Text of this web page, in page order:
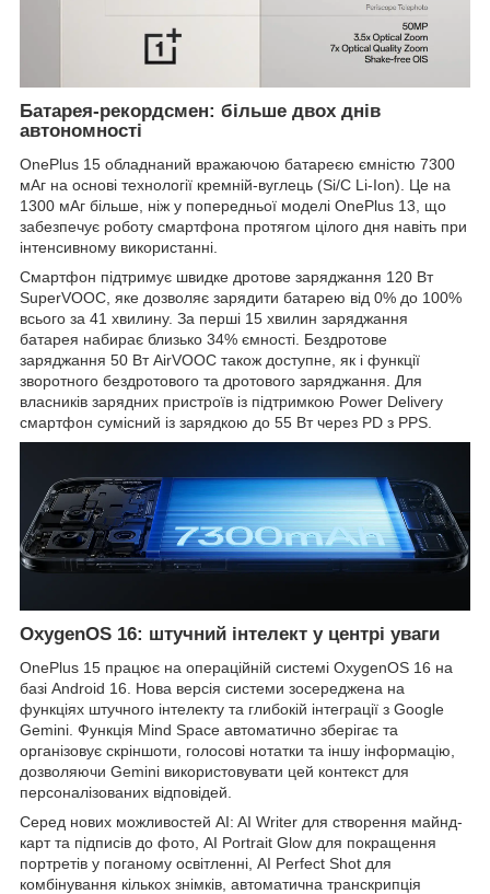
Батарея-рекордсмен: більше двох днів
автономності
OnePlus 15 обладнаний вражаючою батареєю ємністю 7300
мАг на основі технології кремній-вуглець (Si/C Li-Ion). Це на
1300 мАг більше, ніж у попередньої моделі OnePlus 13, що
забезпечує роботу смартфона протягом цілого дня навіть при
інтенсивному використанні.
Смартфон підтримує швидке дротове заряджання 120 Вт
SuperVOOC, яке дозволяє зарядити батарею від 0% до 100%
всього за 41 хвилину. За перші 15 хвилин заряджання
батарея набирає близько 34% ємності. Бездротове
заряджання 50 Вт AirVOOC також доступне, як і функції
зворотного бездротового та дротового заряджання. Для
власників зарядних пристроїв із підтримкою Power Delivery
смартфон сумісний із зарядкою до 55 Вт через PD з PPS.
OxygenOS 16: штучний інтелект у центрі уваги
OnePlus 15 працює на операційній системі OxygenOS 16 на
базі Android 16. Нова версія системи зосереджена на
функціях штучного інтелекту та глибокій інтеграції з Google
Gemini. Функція Mind Space автоматично зберігає та
організовує скріншоти, голосові нотатки та іншу інформацію,
дозволяючи Gemini використовувати цей контекст для
персоналізованих відповідей.
Серед нових можливостей AI: AI Writer для створення майнд-
карт та підписів до фото, AI Portrait Glow для покращення
портретів у поганому освітленні, AI Perfect Shot для
комбінування кількох знімків, автоматична транскрипція